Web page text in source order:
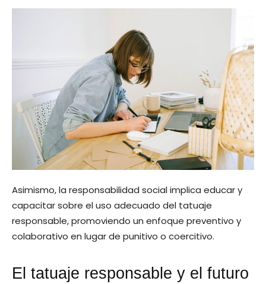
Asimismo, la responsabilidad social implica educar y
capacitar sobre el uso adecuado del tatuaje
responsable, promoviendo un enfoque preventivo y
colaborativo en lugar de punitivo o coercitivo.
El tatuaje responsable y el futuro